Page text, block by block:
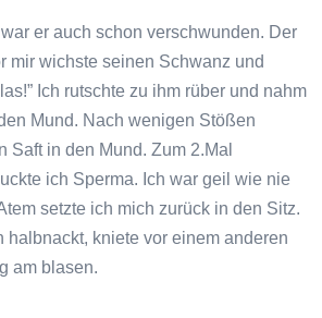
er auch schon verschwunden. Der
mir wichste seinen Schwanz und
Ich rutschte zu ihm rüber und nahm
Mund. Nach wenigen Stößen
Saft in den Mund. Zum 2.Mal
ich Sperma. Ich war geil wie nie
setzte ich mich zurück in den Sitz.
halbnackt, kniete vor einem anderen
am blasen.